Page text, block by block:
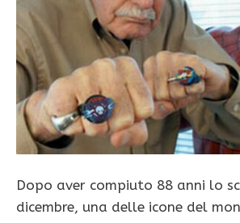
Dopo aver compiuto 88 anni lo
dicembre, una delle icone del